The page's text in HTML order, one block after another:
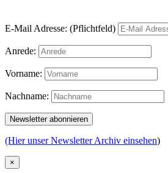
E-Mail Adresse: (Pflichtfeld)
Anrede:
Vorname:
Nachname:
(Hier unser Newsletter Archiv einsehen)
×